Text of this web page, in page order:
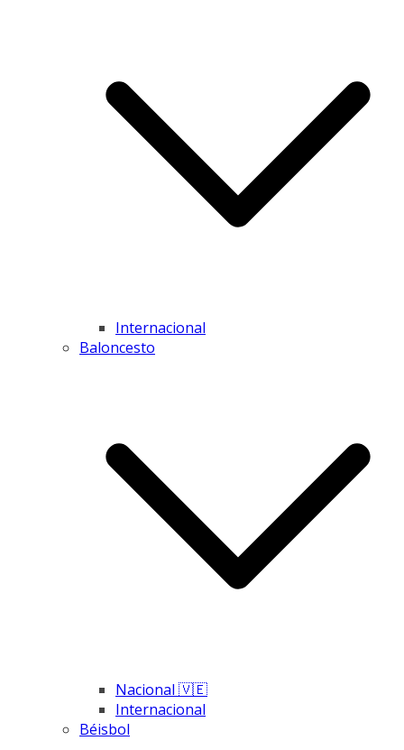
Internacional
Baloncesto
Nacional 🇻🇪
Internacional
Béisbol